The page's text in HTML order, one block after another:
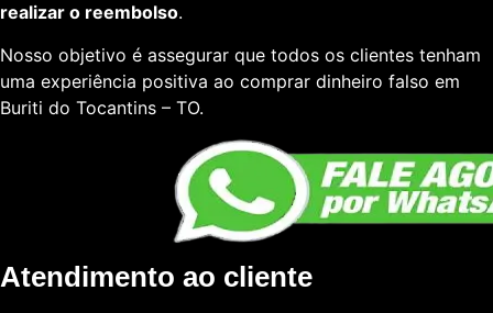
realizar o reembolso.
Nosso objetivo é assegurar que todos os clientes tenham
uma experiência positiva ao comprar dinheiro falso em
Buriti do Tocantins – TO.
Atendimento ao cliente